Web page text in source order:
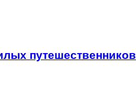
путешественников